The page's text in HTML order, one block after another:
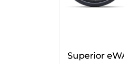
Superior